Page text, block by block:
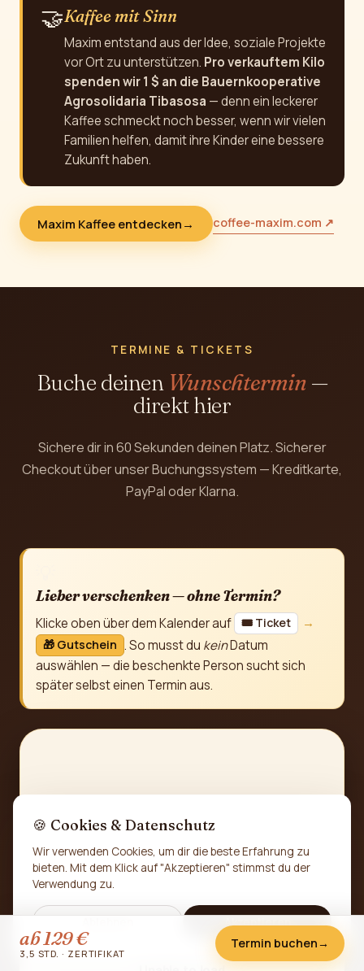
🤝Kaffee mit Sinn
Maxim entstand aus der Idee, soziale Projekte
vor Ort zu unterstützen. Pro verkauftem Kilo
spenden wir 1 $ an die Bauernkooperative
Agrosolidaria Tibasosa — denn ein leckerer
Kaffee schmeckt noch besser, wenn wir vielen
Familien helfen, damit ihre Kinder eine bessere
Zukunft haben.
Maxim Kaffee entdecken → coffee-maxim.com ↗
TERMINE & TICKETS
Buche deinen Wunschtermin —
direkt hier
Sichere dir in 60 Sekunden deinen Platz. Sicherer
Checkout über unser Buchungssystem — Kreditkarte,
PayPal oder Klarna.
Lieber verschenken — ohne Termin?
Klicke oben über dem Kalender auf
🎟️ Ticket →
🎁 Gutschein . So musst du keinDatum
auswählen — die beschenkte Person sucht sich
später selbst einen Termin aus.
💬
🍪 Cookies & Datenschutz
Wir verwenden Cookies, um dir die beste Erfahrung zu
bieten. Mit dem Klick auf "Akzeptieren" stimmst du der
Verwendung zu.
Akzeptieren
ab 129 €
3,5 STD. · ZERTIFIKAT
Termin buchen→